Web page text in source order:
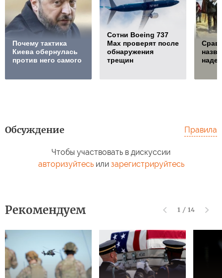
Почему тактика
Киева обернулась
против него самого
Сотни Boeing 737
Max проверят после
обнаружения
трещин
Обсуждение Правила
Чтобы участвовать в дискуссии
авторизуйтесьили зарегистрируйтесь
Рекомендуем 1 / 14